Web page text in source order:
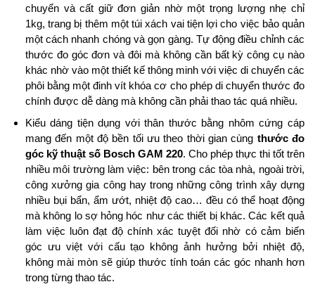
chuyển và cất giữ đơn giản nhờ một trọng lượng nhẹ chỉ
1kg, trang bị thêm một túi xách vai tiện lợi cho việc bảo quản
một cách nhanh chóng và gọn gàng. Tự động điều chỉnh các
thước đo góc đơn và đôi mà không cần bất kỳ công cụ nào
khác nhờ vào một thiết kế thông minh với việc di chuyển các
phôi bằng một đinh vít khóa cơ cho phép di chuyển thước đo
chính được dễ dàng mà không cần phải thao tác quá nhiều.
Kiểu dáng tiện dụng với thân thước bằng nhôm cứng cáp
mang đến một độ bền tối ưu theo thời gian cùng thước đo
góc kỹ thuật số Bosch GAM 220. Cho phép thực thi tốt trên
nhiều môi trường làm việc: bên trong các tòa nhà, ngoài trời,
công xưởng gia công hay trong những công trình xây dựng
nhiều bụi bẩn, ẩm ướt, nhiệt độ cao… đều có thể hoạt động
mà không lo sợ hỏng hóc như các thiết bị khác. Các kết quả
làm việc luôn đạt độ chính xác tuyệt đối nhờ có cảm biến
góc ưu việt với cấu tạo không ảnh hưởng bởi nhiệt độ,
không mài mòn sẽ giúp thước tính toán các góc nhanh hơn
trong từng thao tác.